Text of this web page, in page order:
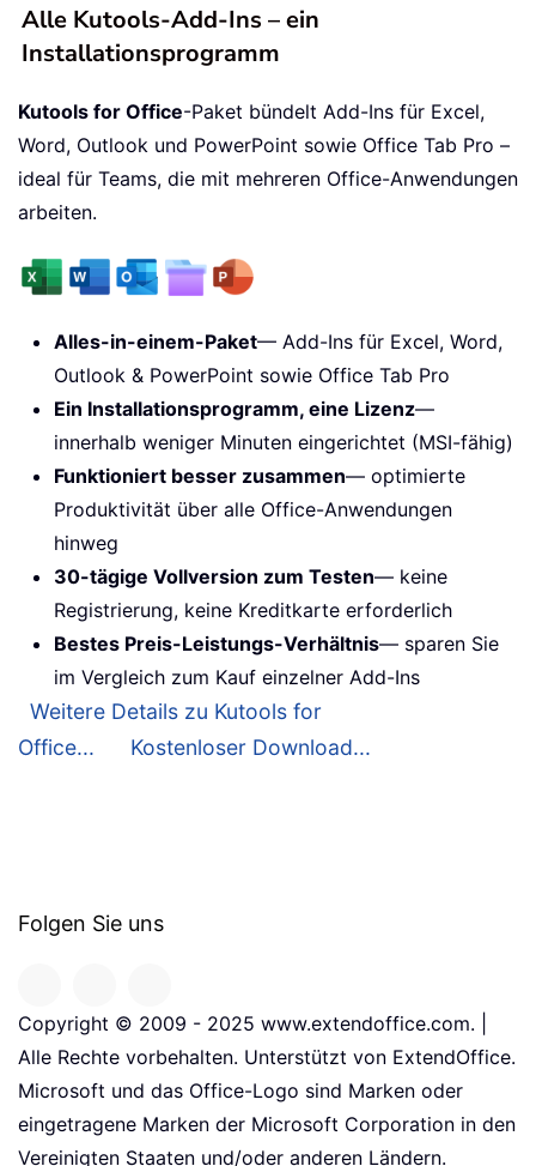
Alle Kutools-Add-Ins – ein
Installationsprogramm
Kutools for Office-Paket bündelt Add-Ins für Excel,
Word, Outlook und PowerPoint sowie Office Tab Pro –
ideal für Teams, die mit mehreren Office-Anwendungen
arbeiten.
Alles-in-einem-Paket— Add-Ins für Excel, Word,
Outlook & PowerPoint sowie Office Tab Pro
Ein Installationsprogramm, eine Lizenz—
innerhalb weniger Minuten eingerichtet (MSI-fähig)
Funktioniert besser zusammen— optimierte
Produktivität über alle Office-Anwendungen
hinweg
30-tägige Vollversion zum Testen— keine
Registrierung, keine Kreditkarte erforderlich
Bestes Preis-Leistungs-Verhältnis— sparen Sie
im Vergleich zum Kauf einzelner Add-Ins
Weitere Details zu Kutools for
Office...
Kostenloser Download...
Folgen Sie uns
Copyright © 2009 - 2025 www.extendoffice.com. |
Alle Rechte vorbehalten. Unterstützt von ExtendOffice.
Microsoft und das Office-Logo sind Marken oder
eingetragene Marken der Microsoft Corporation in den
Vereinigten Staaten und/oder anderen Ländern.